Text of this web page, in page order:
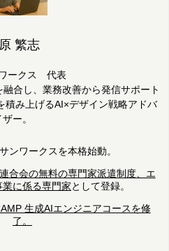
繁志
ークス 代表
合し、業務改善から発信サポート
積み上げるAI×デザイン戦略アドバ
ザー。
ンワークスを本格始動。
合会の無料の専門家派遣制度、エ
に係る専門家として登録。
生成AIエンジニアコースを修
了。